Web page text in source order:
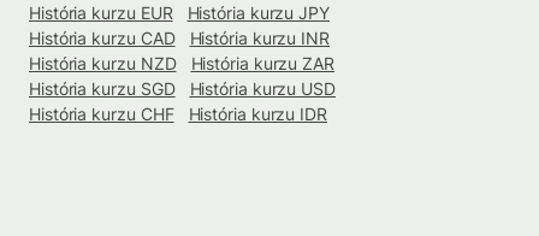
História kurzu EUR
História kurzu JPY
História kurzu CAD
História kurzu INR
História kurzu NZD
História kurzu ZAR
História kurzu SGD
História kurzu USD
História kurzu CHF
História kurzu IDR